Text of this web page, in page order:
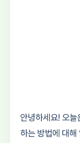
안녕하세요! 오늘
하는 방법에 대